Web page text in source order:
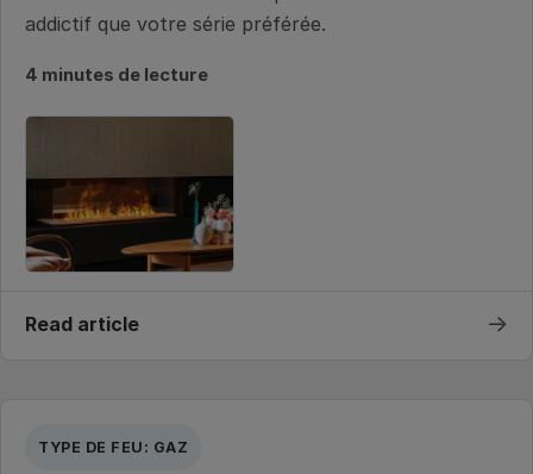
addictif que votre série préférée.
4 minutes de lecture
Read article →
TYPE DE FEU: GAZ